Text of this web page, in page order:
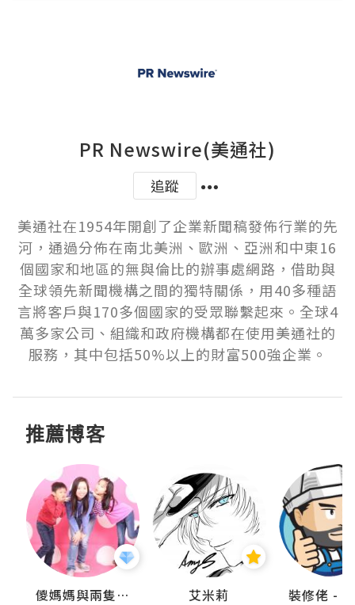
PR Newswire(美通社)
追蹤
美通社在1954年開創了企業新聞稿發佈行業的先
河，通過分佈在南北美洲、歐洲、亞洲和中東16
個國家和地區的無與倫比的辦事處網路，借助與
全球領先新聞機構之間的獨特關係，用40多種語
言將客戶與170多個國家的受眾聯繫起來。全球4
萬多家公司、組織和政府機構都在使用美通社的
服務，其中包括50%以上的財富500強企業。
推薦博客
儍媽媽與兩隻小魔怪之家 艾米莉